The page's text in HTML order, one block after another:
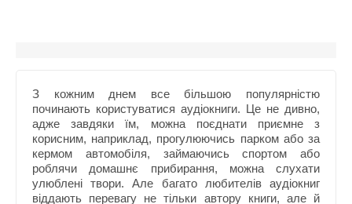
З кожним днем все більшою популярністю
починають користуватися аудіокниги. Це не дивно,
адже завдяки їм, можна поєднати приємне з
корисним, наприклад, прогулюючись парком або за
кермом автомобіля, займаючись спортом або
роблячи домашнє прибирання, можна слухати
улюблені твори. Але багато любителів аудіокниг
віддають перевагу не тільки автору книги, але й